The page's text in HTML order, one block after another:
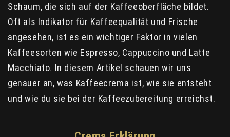
Schaum, die sich auf der Kaffeeoberfläche bildet.
Oft als Indikator für Kaffeequalität und Frische
angesehen, ist es ein wichtiger Faktor in vielen
Kaffeesorten wie Espresso, Cappuccino und Latte
Macchiato. In diesem Artikel schauen wir uns
genauer an, was Kaffeecrema ist, wie sie entsteht
und wie du sie bei der Kaffeezubereitung erreichst.